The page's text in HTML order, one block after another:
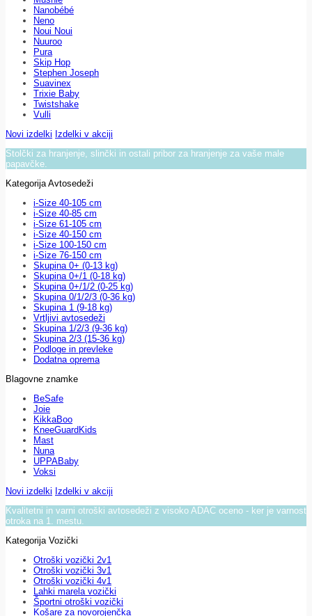
Nanobébé
Neno
Noui Noui
Nuuroo
Pura
Skip Hop
Stephen Joseph
Suavinex
Trixie Baby
Twistshake
Vulli
Novi izdelki Izdelki v akciji
Stolčki za hranjenje, slinčki in ostali pribor za hranjenje za vaše male
papavčke.
Kategorija Avtosedeži
i-Size 40-105 cm
i-Size 40-85 cm
i-Size 61-105 cm
i-Size 40-150 cm
i-Size 100-150 cm
i-Size 76-150 cm
Skupina 0+ (0-13 kg)
Skupina 0+/1 (0-18 kg)
Skupina 0+/1/2 (0-25 kg)
Skupina 0/1/2/3 (0-36 kg)
Skupina 1 (9-18 kg)
Vrtljivi avtosedeži
Skupina 1/2/3 (9-36 kg)
Skupina 2/3 (15-36 kg)
Podloge in prevleke
Dodatna oprema
Blagovne znamke
BeSafe
Joie
KikkaBoo
KneeGuardKids
Mast
Nuna
UPPABaby
Voksi
Novi izdelki Izdelki v akciji
Kvalitetni in varni otroški avtosedeži z visoko ADAC oceno - ker je varnost
otroka na 1. mestu.
Kategorija Vozički
Otroški vozički 2v1
Otroški vozički 3v1
Otroški vozički 4v1
Lahki marela vozički
Športni otroški vozički
Košare za novorojenčka